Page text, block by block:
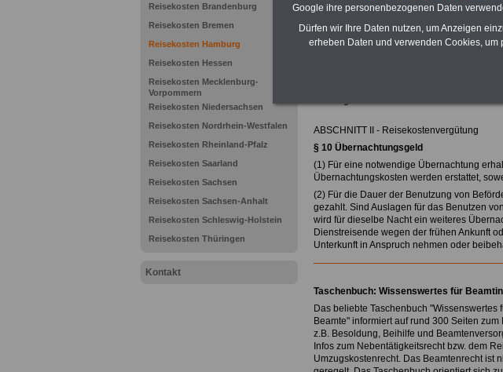
Reisekosten Brandenburg
Reisekosten Bremen
Reisekosten Hamburg
Reisekosten Hessen
Reisekosten Mecklenburg-
Vorpommern
Reisekosten Niedersachsen
Reisekosten Nordrhein-Westfalen
Reisekosten Rheinland-Pfalz
Reisekosten Saarland
Reisekosten Sachsen
Reisekosten Sachsen-Anhalt
Reisekosten Schleswig-Holstein
Reisekosten Thüringen
Kontakt
Zurück zur Übersicht des HmbRKG
Hamburgisches
ABSCHNITT II - Reisekostenvergütung
§ 10 Übernachtungsgeld
(1) Für eine notwendige Übernachtung
Übernachtungskosten werden erstattet,
(2) Für die Dauer der Benutzung von
gezahlt. Sind Auslagen für das Benutzen
wird für dieselbe Nacht ein weiteres
Dienstreisende wegen der frühen Ankunft
Unterkunft in Anspruch nehmen oder
Taschenbuch: Wissenswertes für
Das beliebte Taschenbuch "Wissenswertes
Beamte" informiert auf rund 300 Seiten zum
z.B. Besoldung, Beihilfe und
Infos zum Nebentätigkeitsrecht bzw. dem
Umzugskostenrecht. Das Beamtenrecht ist
Google ihre personenbezogenen Daten
Dürfen wir Ihre Daten nutzen, um Anzeigen
erheben Daten und verwenden Cookies,